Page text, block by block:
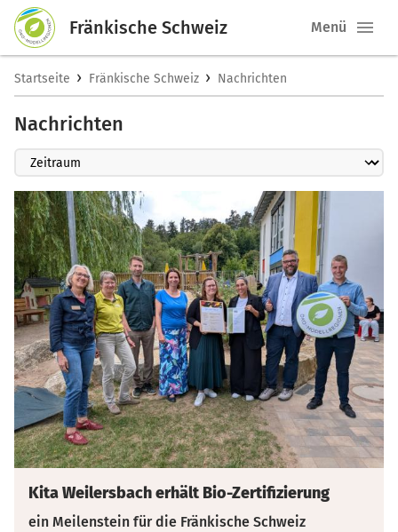
Fränkische Schweiz Menü
Startseite › Fränkische Schweiz › Nachrichten
Nachrichten
Kita Weilersbach erhält Bio-Zertifizierung
ein Meilenstein für die Fränkische Schweiz